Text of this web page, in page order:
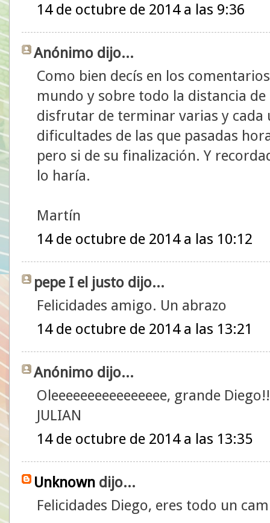
14 de octubre de 2014 a las 9:36
Anónimo dijo...
Como bien decís en los
mundo y sobre todo la distancia
disfrutar de terminar varias y cada
dificultades de las que pasadas
pero si de su finalización. Y
lo haría.
Martín
14 de octubre de 2014 a las 10:12
pepe I el justo dijo...
Felicidades amigo. Un abrazo
14 de octubre de 2014 a las 13:21
Anónimo dijo...
Oleeeeeeeeeeeeeeee, grande
JULIAN
14 de octubre de 2014 a las 13:35
Unknown dijo...
Felicidades Diego, eres todo un